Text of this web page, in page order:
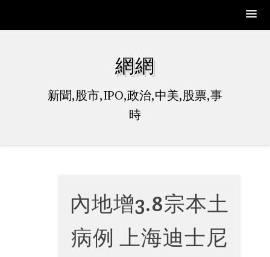
網網
新聞,股市,IPO,政治,中美,股票,事
時
內地增3.8宗本土
病例 上海迪士尼